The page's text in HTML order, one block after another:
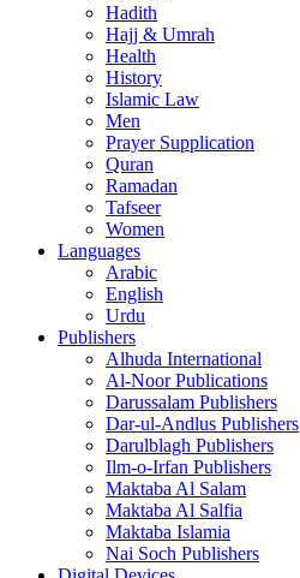
Hadith
Hajj & Umrah
Health
History
Islamic Law
Men
Prayer Supplication
Quran
Ramadan
Tafseer
Women
Languages
Arabic
English
Urdu
Publishers
Alhuda International
Al-Noor Publications
Darussalam Publishers
Dar-ul-Andlus Publishers
Darulblagh Publishers
Ilm-o-Irfan Publishers
Maktaba Al Salam
Maktaba Al Salfia
Maktaba Islamia
Nai Soch Publishers